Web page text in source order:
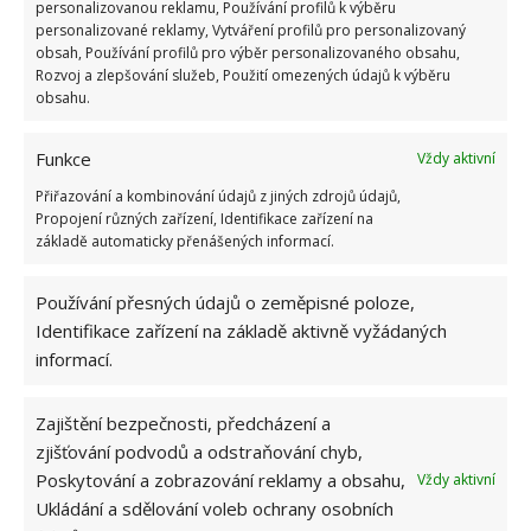
personalizovanou reklamu, Používání profilů k výběru
personalizované reklamy, Vytváření profilů pro personalizovaný
obsah, Používání profilů pro výběr personalizovaného obsahu,
Rozvoj a zlepšování služeb, Použití omezených údajů k výběru
obsahu.
Funkce
Vždy aktivní
Přiřazování a kombinování údajů z jiných zdrojů údajů,
Propojení různých zařízení, Identifikace zařízení na
základě automaticky přenášených informací.
Používání přesných údajů o zeměpisné poloze,
Identifikace zařízení na základě aktivně vyžádaných
informací.
Zajištění bezpečnosti, předcházení a
zjišťování podvodů a odstraňování chyb,
Poskytování a zobrazování reklamy a obsahu,
Ukládání a sdělování voleb ochrany osobních
Vždy aktivní
působit. Záclony můžete také vložit do pračky, přidat
jedlou sodu do zásobníku a vyprat.
Zdroj:Athensmagazine